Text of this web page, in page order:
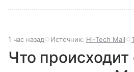
1 час назад Источник: Hi-Tech Mail
Что происходит